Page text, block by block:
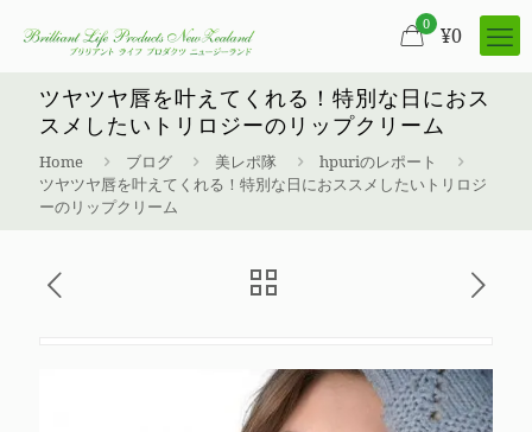
0 ¥0
ツヤツヤ唇を叶えてくれる！特別な日におス
スメしたいトリロジーのリップクリーム
Home ブログ 美レポ隊
hpuriのレポート
ツヤツヤ唇を叶えてくれる！特別な日におススメしたいトリロジ
ーのリップクリーム